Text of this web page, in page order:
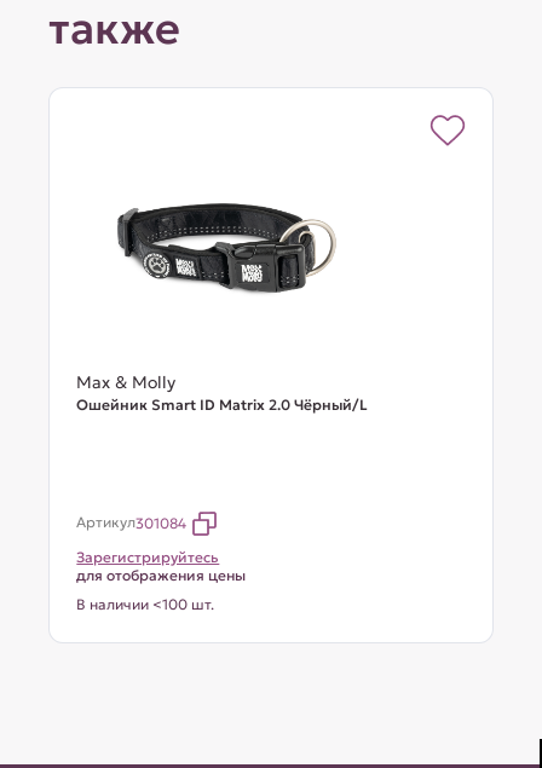
также
Max & Molly
Ошейник Smart ID Matrix 2.0 Чёрный/L
Артикул301084
Зарегистрируйтесь
для отображения цены
В наличии <100 шт.